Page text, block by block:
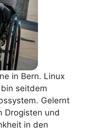
in Bern. Linux
seitdem
Gelernt
Drogisten und
in den